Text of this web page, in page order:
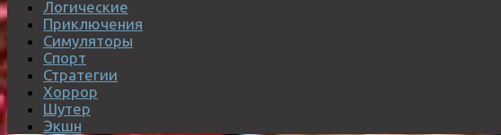
Логические
Приключения
Симуляторы
Спорт
Стратегии
Хоррор
Шутер
Экшн